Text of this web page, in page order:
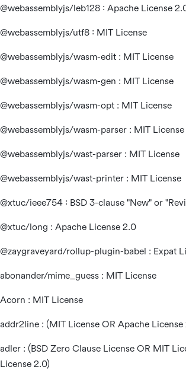
@webassemblyjs/leb128 : Apache License
@webassemblyjs/utf8 : MIT License
@webassemblyjs/wasm-edit : MIT License
@webassemblyjs/wasm-gen : MIT License
@webassemblyjs/wasm-opt : MIT License
@webassemblyjs/wasm-parser : MIT License
@webassemblyjs/wast-parser : MIT License
@webassemblyjs/wast-printer : MIT License
@xtuc/ieee754 : BSD 3-clause "New" or
@xtuc/long : Apache License 2.0
@zaygraveyard/rollup-plugin-babel : Expat
abonander/mime_guess : MIT License
Acorn : MIT License
addr2line : (MIT License OR Apache License
adler : (BSD Zero Clause License OR MIT
License 2.0)